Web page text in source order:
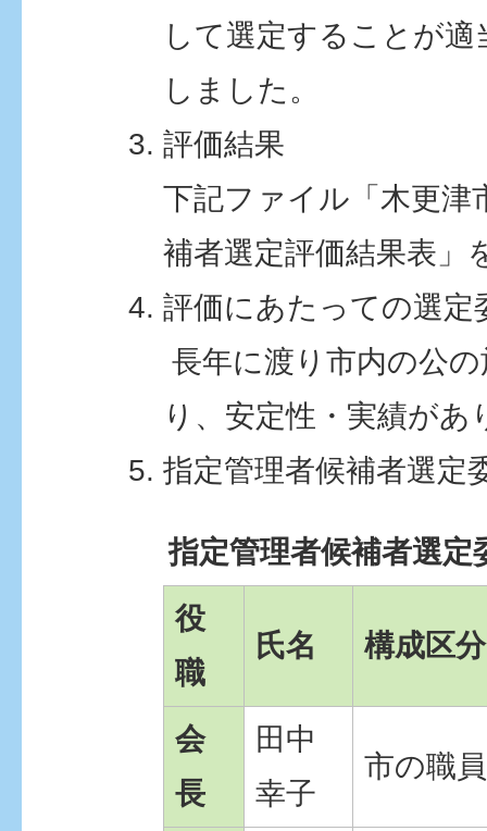
して選定することが
しました。
評価結果
下記ファイル「木更津
補者選定評価結果表」
評価にあたっての選定
長年に渡り市内の公
り、安定性・実績があ
指定管理者候補者選定
指定管理者候補者選定
役
職
氏名 構成区分
会
長
田中
幸子
市の職